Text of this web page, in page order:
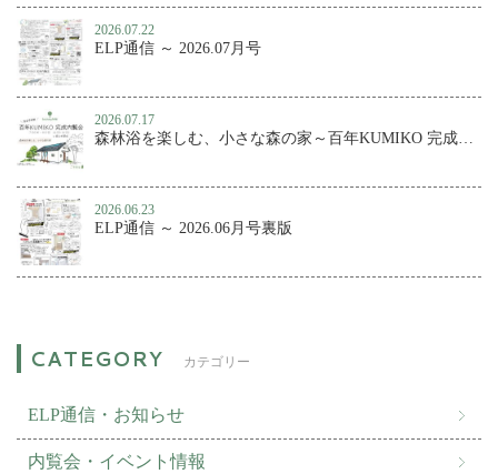
2026.07.22
ELP通信 ～ 2026.07月号
2026.07.17
森林浴を楽しむ、小さな森の家～百年KUMIKO 完成内覧会
2026.06.23
ELP通信 ～ 2026.06月号裏版
カテゴリー
ELP通信・お知らせ
内覧会・イベント情報